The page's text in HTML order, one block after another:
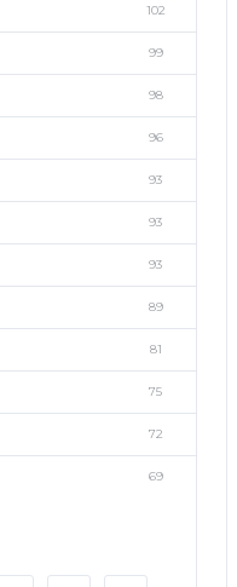
102
99
98
96
93
93
93
89
81
75
72
69